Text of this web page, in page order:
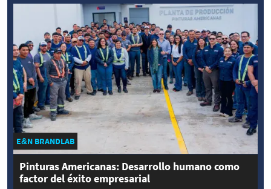
E&N BRANDLAB
Pinturas Americanas: Desarrollo humano como
factor del éxito empresarial